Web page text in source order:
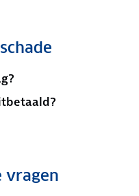
vragen